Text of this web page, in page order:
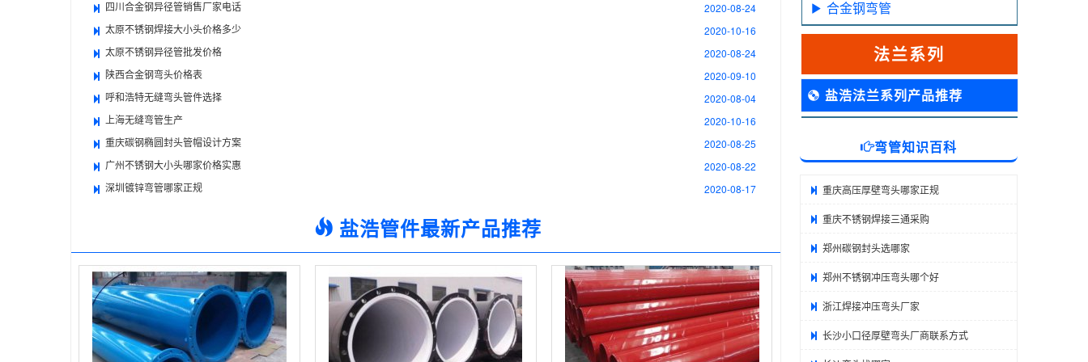
四川合金钢异径管销售厂家电话
2020-08-24
太原不锈钢焊接大小头价格多少
2020-10-16
太原不锈钢异径管批发价格
2020-08-24
陕西合金钢弯头价格表
2020-09-10
呼和浩特无缝弯头管件选择
2020-08-04
上海无缝弯管生产
2020-10-16
重庆碳钢椭圆封头管帽设计方案
2020-08-25
广州不锈钢大小头哪家价格实惠
2020-08-22
深圳镀锌弯管哪家正规
2020-08-17
盐浩管件最新产品推荐
合金钢弯管
法兰系列
盐浩法兰系列产品推荐
弯管知识百科
重庆高压厚壁弯头哪家正规
重庆不锈钢焊接三通采购
郑州碳钢封头选哪家
郑州不锈钢冲压弯头哪个好
浙江焊接冲压弯头厂家
长沙小口径厚壁弯头厂商联系方式